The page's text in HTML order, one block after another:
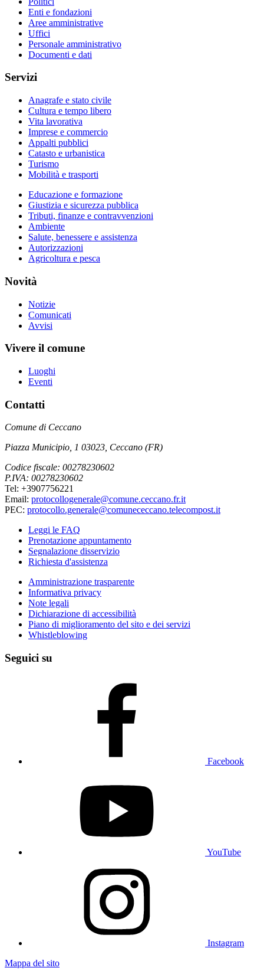
Enti e fondazioni
Aree amministrative
Uffici
Personale amministrativo
Documenti e dati
Servizi
Anagrafe e stato civile
Cultura e tempo libero
Vita lavorativa
Imprese e commercio
Appalti pubblici
Catasto e urbanistica
Turismo
Mobilità e trasporti
Educazione e formazione
Giustizia e sicurezza pubblica
Tributi, finanze e contravvenzioni
Ambiente
Salute, benessere e assistenza
Autorizzazioni
Agricoltura e pesca
Novità
Notizie
Comunicati
Avvisi
Vivere il comune
Luoghi
Eventi
Contatti
Comune di Ceccano
Piazza Municipio, 1 03023, Ceccano (FR)
Codice fiscale: 00278230602
P.IVA: 00278230602
Tel: +3907756221
Email: protocollogenerale@comune.ceccano.fr.it
PEC: protocollo.generale@comunececcano.telecompost.it
Leggi le FAQ
Prenotazione appuntamento
Segnalazione disservizio
Richiesta d'assistenza
Amministrazione trasparente
Informativa privacy
Note legali
Dichiarazione di accessibilità
Piano di miglioramento del sito e dei servizi
Whistleblowing
Seguici su
Facebook
YouTube
Instagram
Mappa del sito